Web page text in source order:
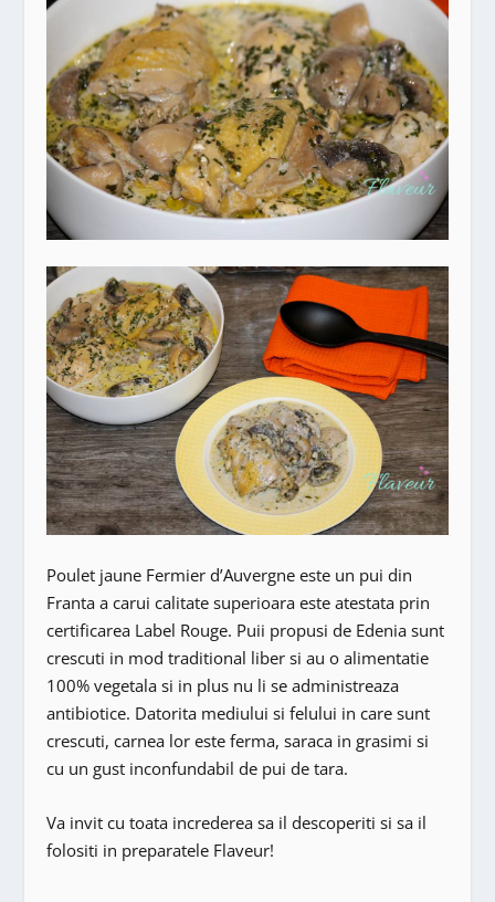
Poulet jaune Fermier d’Auvergne este un pui din
Franta a carui calitate superioara este atestata prin
certificarea Label Rouge. Puii propusi de Edenia sunt
crescuti in mod traditional liber si au o alimentatie
100% vegetala si in plus nu li se administreaza
antibiotice. Datorita mediului si felului in care sunt
crescuti, carnea lor este ferma, saraca in grasimi si
cu un gust inconfundabil de pui de tara.
Va invit cu toata increderea sa il descoperiti si sa il
folositi in preparatele Flaveur!